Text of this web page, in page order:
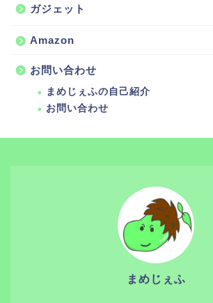
ガジェット
Amazon
お問い合わせ
まめじぇふの自己紹介
お問い合わせ
まめじぇふ